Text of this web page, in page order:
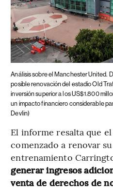
Análisis sobre el Manchester United.
posible renovación del estadio Old
inversión superior a los US$1.800
un impacto financiero considerable
Devlin)
El informe resalta que
comenzado a renovar
entrenamiento
generar ingresos
venta de derechos de